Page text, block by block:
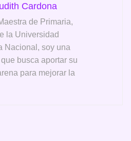
Cardona
de Primaria,
la Universidad
Nacional, soy una
busca aportar su
para mejorar la